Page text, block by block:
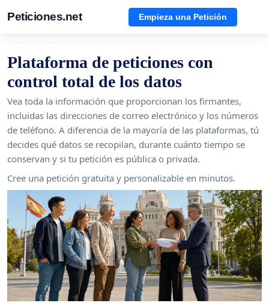
Peticiones.net Empieza una Petición
Plataforma de peticiones con
control total de los datos
Vea toda la información que proporcionan los firmantes,
incluidas las direcciones de correo electrónico y los números
de teléfono. A diferencia de la mayoría de las plataformas, tú
decides qué datos se recopilan, durante cuánto tiempo se
conservan y si tu petición es pública o privada.
Cree una petición gratuita y personalizable en minutos.